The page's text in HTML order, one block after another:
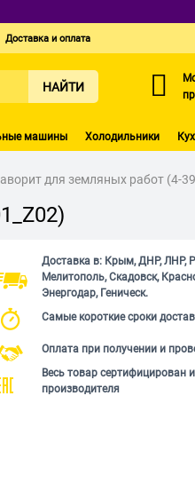
Доставка и оплата
НАЙТИ
машины Холодильники
для земляных работ (4-
Доставка в: Крым, ДНР, ЛНР,
Мелитополь, Скадовск,
Энергодар, Геническ.
Самые короткие сроки
Оплата при получении и
Весь товар сертифицирован
производителя